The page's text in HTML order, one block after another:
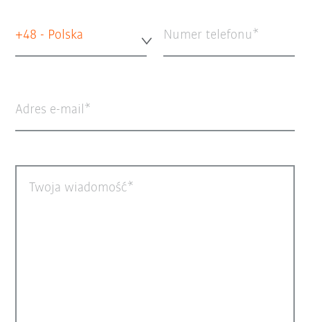
+48 - Polska Numer telefonu
Adres e-mail
Twoja wiadomość